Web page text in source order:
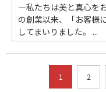
―私たちは美と真心を
の創業以来、「お客様
してまいりました。 ...
1 2